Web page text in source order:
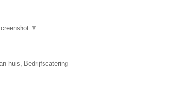
▼
huis, Bedrijfscatering